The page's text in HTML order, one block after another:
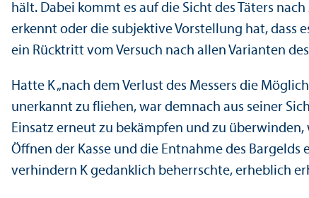
hält. Dabei kommt es auf die Sicht des Täters
erkennt oder die subjektive Vorstellung hat, dass
ein Rücktritt vom Versuch nach allen Varianten des
Hatte K „nach dem Verlust des Messers die
unerkannt zu fliehen, war demnach aus seiner
Einsatz erneut zu bekämpfen und zu
Öffnen der Kasse und die Entnahme des
verhindern K gedanklich beherrschte, erheblich